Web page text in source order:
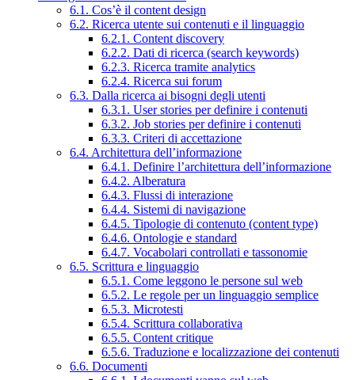
6.1. Cos’è il content design
6.2. Ricerca utente sui contenuti e il linguaggio
6.2.1. Content discovery
6.2.2. Dati di ricerca (search keywords)
6.2.3. Ricerca tramite analytics
6.2.4. Ricerca sui forum
6.3. Dalla ricerca ai bisogni degli utenti
6.3.1. User stories per definire i contenuti
6.3.2. Job stories per definire i contenuti
6.3.3. Criteri di accettazione
6.4. Architettura dell’informazione
6.4.1. Definire l’architettura dell’informazione
6.4.2. Alberatura
6.4.3. Flussi di interazione
6.4.4. Sistemi di navigazione
6.4.5. Tipologie di contenuto (content type)
6.4.6. Ontologie e standard
6.4.7. Vocabolari controllati e tassonomie
6.5. Scrittura e linguaggio
6.5.1. Come leggono le persone sul web
6.5.2. Le regole per un linguaggio semplice
6.5.3. Microtesti
6.5.4. Scrittura collaborativa
6.5.5. Content critique
6.5.6. Traduzione e localizzazione dei contenuti
6.6. Documenti